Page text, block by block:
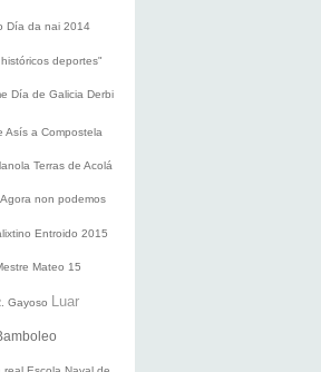
Día da nai 2014
deportes"
Día de Galicia Derbi
Asís a Compostela
Terras de Acolá
Agora non podemos
Entroido 2015
Mateo 15
Gayoso Luar